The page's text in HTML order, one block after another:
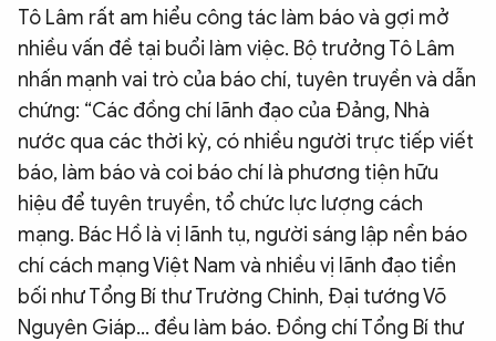
Tô Lâm rất am hiểu công tác làm báo và gợi mở
nhiều vấn đề tại buổi làm việc. Bộ trưởng Tô Lâm
nhấn mạnh vai trò của báo chí, tuyên truyền và dẫn
chứng: “Các đồng chí lãnh đạo của Đảng, Nhà
nước qua các thời kỳ, có nhiều người trực tiếp viết
báo, làm báo và coi báo chí là phương tiện hữu
hiệu để tuyên truyền, tổ chức lực lượng cách
mạng. Bác Hồ là vị lãnh tụ, người sáng lập nền báo
chí cách mạng Việt Nam và nhiều vị lãnh đạo tiền
bối như Tổng Bí thư Trường Chinh, Đại tướng Võ
Nguyên Giáp... đều làm báo. Đồng chí Tổng Bí thư